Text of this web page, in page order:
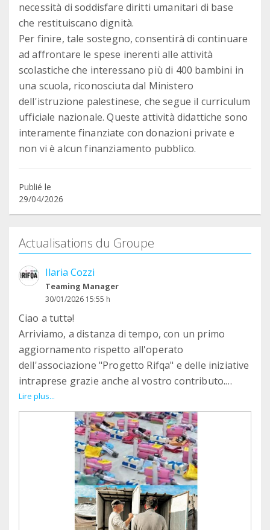
necessità di soddisfare diritti umanitari di base
che restituiscano dignità.
Per finire, tale sostegno, consentirà di continuare
ad affrontare le spese inerenti alle attività
scolastiche che interessano più di 400 bambini in
una scuola, riconosciuta dal Ministero
dell'istruzione palestinese, che segue il curriculum
ufficiale nazionale. Queste attività didattiche sono
interamente finanziate con donazioni private e
non vi è alcun finanziamento pubblico.
Publié le
29/04/2026
Actualisations du Groupe
Ilaria Cozzi
Teaming Manager
30/01/2026 15:55 h
Ciao a tuttə!
Arriviamo, a distanza di tempo, con un primo
aggiornamento rispetto all'operato
dell'associazione "Progetto Rifqa" e delle iniziative
intraprese grazie anche al vostro contributo.
Si stima che a Gaza, 700 mila donne, ragazze e
persone mestruano in condizioni estreme.
Mancano assorbenti, acqua pulita e bagni sicuri.
In virtù di questo e grazie ad una consultazione
con Martina Marchiò, infermiera di Medici Senza
Frontiere che ha operato a Gaza per mesi,
abbiamo definito il contenuto di alcune
distribuzioni mirate e volte a soddisfare tali
Lire plus...